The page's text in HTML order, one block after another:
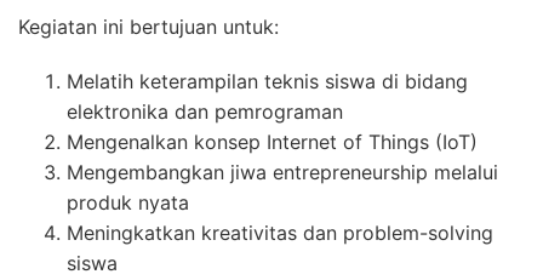
Kegiatan ini bertujuan untuk:
Melatih keterampilan teknis siswa di bidang
elektronika dan pemrograman
Mengenalkan konsep Internet of Things (IoT)
Mengembangkan jiwa entrepreneurship melalui
produk nyata
Meningkatkan kreativitas dan problem-solving
siswa